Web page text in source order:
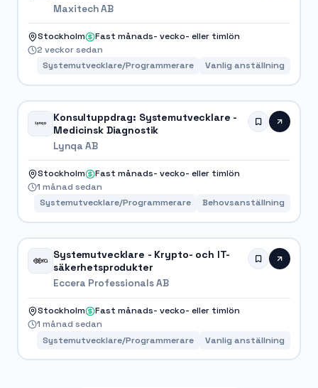
Maxitech AB
Stockholm
Fast månads- vecko- eller timlön
2 veckor sedan
Systemutvecklare/Programmerare
Vanlig anställning
Konsultuppdrag: Systemutvecklare -
Medicinsk Diagnostik
Lynqa AB
Stockholm
Fast månads- vecko- eller timlön
1 månad sedan
Systemutvecklare/Programmerare
Behovsanställning
Systemutvecklare - Krypto- och IT-
säkerhetsprodukter
Eccera Professionals AB
Stockholm
Fast månads- vecko- eller timlön
1 månad sedan
Systemutvecklare/Programmerare
Vanlig anställning